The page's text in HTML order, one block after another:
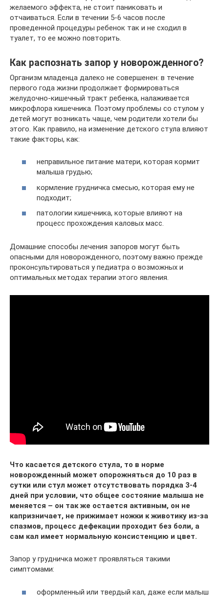
желаемого эффекта, не стоит паниковать и
отчаиваться. Если в течении 5-6 часов после
проведенной процедуры ребенок так и не сходил в
туалет, то ее можно повторить.
Как распознать запор у новорожденного?
Организм младенца далеко не совершенен: в течение
первого года жизни продолжает формироваться
желудочно-кишечный тракт ребенка, налаживается
микрофлора кишечника. Поэтому проблемы со стулом у
детей могут возникать чаще, чем родители хотели бы
этого. Как правило, на изменение детского стула влияют
такие факторы, как:
неправильное питание матери, которая кормит
малыша грудью;
кормление грудничка смесью, которая ему не
подходит;
патологии кишечника, которые влияют на
процесс прохождения каловых масс.
Домашние способы лечения запоров могут быть
опасными для новорожденного, поэтому важно прежде
проконсультироваться у педиатра о возможных и
оптимальных методах терапии этого явления.
Что касается детского стула, то в норме
новорожденный может опорожняться до 10 раз в
сутки или стул может отсутствовать порядка 3-4
дней при условии, что общее состояние малыша не
меняется – он так же остается активным, он не
капризничает, не прижимает ножки к животику из-за
спазмов, процесс дефекации проходит без боли, а
сам кал имеет нормальную консистенцию и цвет.
Запор у грудничка может проявляться такими
симптомами:
оформленный или твердый кал, даже если малыш